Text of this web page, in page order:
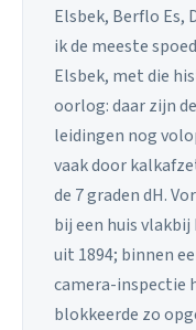
Elsbek, Berflo Es,
ik de meeste
Elsbek, met die
oorlog: daar zijn
leidingen nog
vaak door
de 7 graden dH.
bij een huis
uit 1894; binnen
camera-inspectie
blokkeerde zo